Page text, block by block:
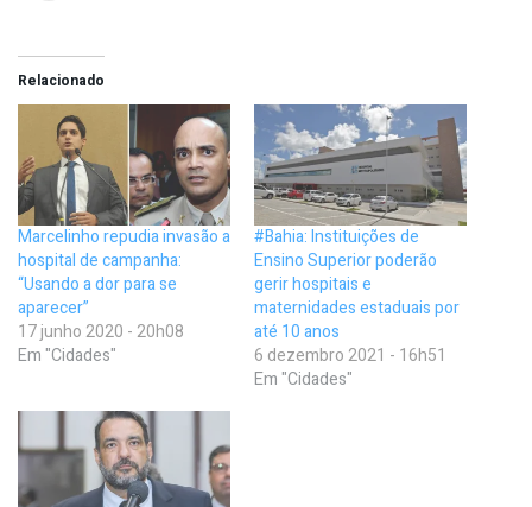
Relacionado
Marcelinho repudia invasão a
hospital de campanha:
“Usando a dor para se
aparecer”
17 junho 2020 - 20h08
Em "Cidades"
#Bahia: Instituições de
Ensino Superior poderão
gerir hospitais e
maternidades estaduais por
até 10 anos
6 dezembro 2021 - 16h51
Em "Cidades"